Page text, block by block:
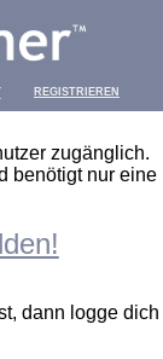
REGISTRIEREN
zugänglich.
benötigt nur eine
dann logge dich